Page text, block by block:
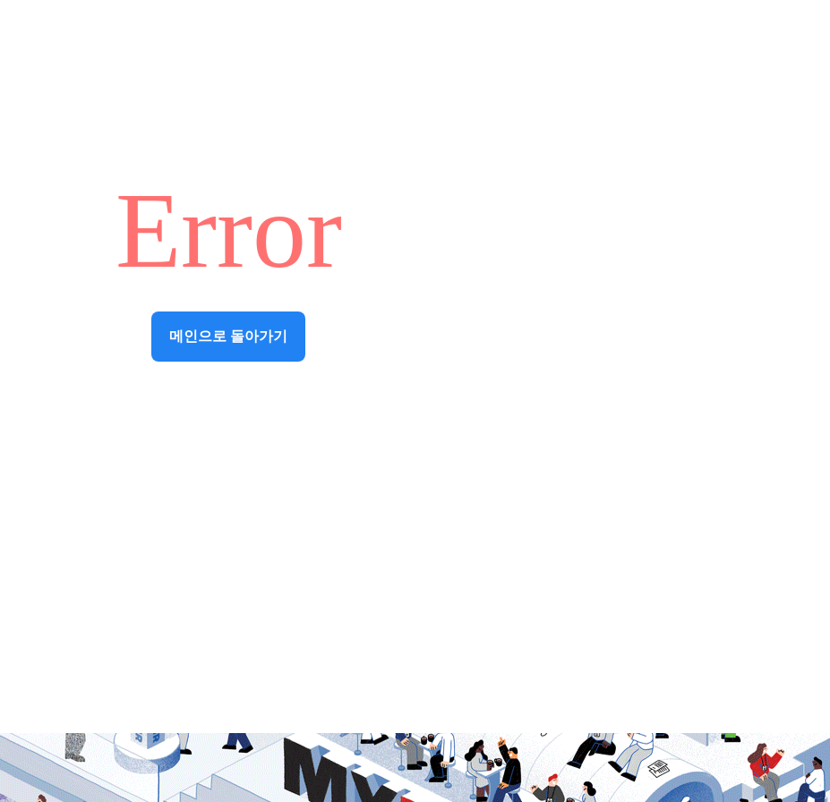
Error
메인으로 돌아가기